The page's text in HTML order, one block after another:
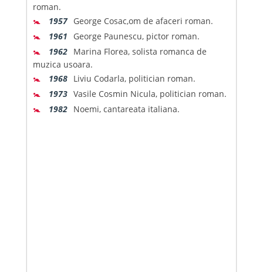
roman.
🚼 1957 George Cosac,om de afaceri roman.
🚼 1961 George Paunescu, pictor roman.
🚼 1962 Marina Florea, solista romanca de
muzica usoara.
🚼 1968 Liviu Codarla, politician roman.
🚼 1973 Vasile Cosmin Nicula, politician roman.
🚼 1982 Noemi, cantareata italiana.